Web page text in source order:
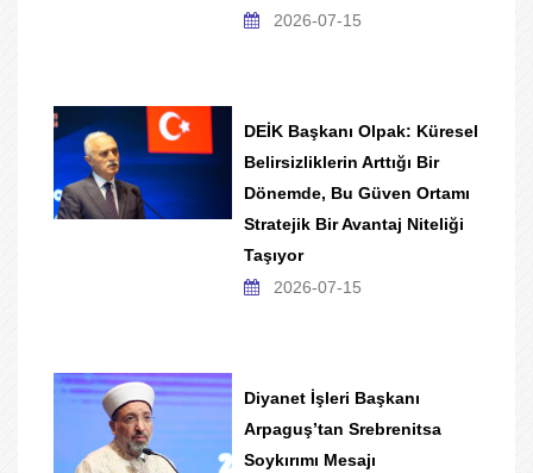
2026-07-15
DEİK Başkanı Olpak: Küresel
Belirsizliklerin Arttığı Bir
Dönemde, Bu Güven Ortamı
Stratejik Bir Avantaj Niteliği
Taşıyor
2026-07-15
Diyanet İşleri Başkanı
Arpaguş’tan Srebrenitsa
Soykırımı Mesajı